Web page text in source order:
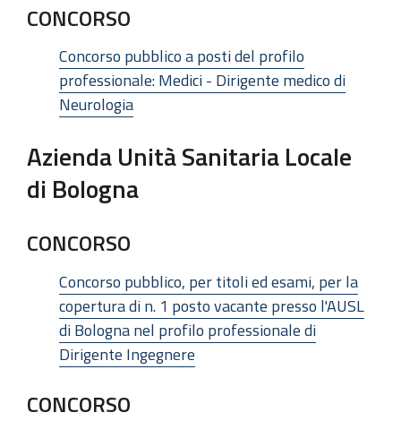
CONCORSO
Concorso pubblico a posti del profilo
professionale: Medici - Dirigente medico di
Neurologia
Azienda Unità Sanitaria Locale
di Bologna
CONCORSO
Concorso pubblico, per titoli ed esami, per la
copertura di n. 1 posto vacante presso l'AUSL
di Bologna nel profilo professionale di
Dirigente Ingegnere
CONCORSO